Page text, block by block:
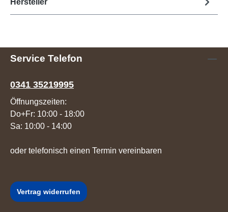
Service Telefon
0341 35219995
Öffnungszeiten:
Do+Fr: 10:00 - 18:00
Sa: 10:00 - 14:00
oder telefonisch einen Termin vereinbaren
Vertrag widerrufen